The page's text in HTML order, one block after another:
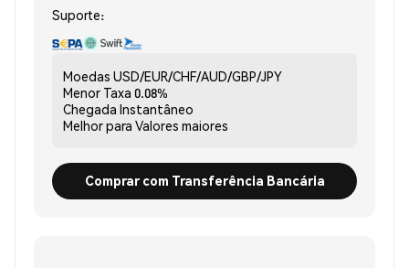
Suporte:
Moedas USD/EUR/CHF/AUD/GBP/JPY
Menor Taxa 0.08%
Chegada Instantâneo
Melhor para Valores maiores
Comprar com Transferência Bancária